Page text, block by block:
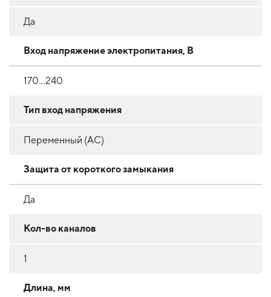
Да
Вход напряжение электропитания, В
170...240
Тип вход напряжения
Переменный (AC)
Защита от короткого замыкания
Да
Кол-во каналов
1
Длина, мм